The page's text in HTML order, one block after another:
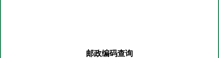
邮政编码查询